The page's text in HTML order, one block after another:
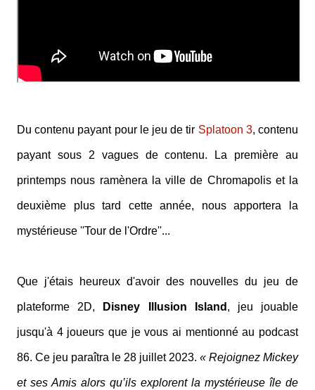
Du contenu payant pour le jeu de tir Splatoon 3, contenu
payant sous 2 vagues de contenu. La première au
printemps nous ramènera la ville de Chromapolis et la
deuxième plus tard cette année, nous apportera la
mystérieuse ''Tour de l'Ordre''...
Que j'étais heureux d'avoir des nouvelles du jeu de
plateforme 2D, Disney Illusion Island , jeu jouable
jusqu'à 4 joueurs que je vous ai mentionné au podcast
86. Ce jeu paraîtra le 28 juillet 2023. « Rejoignez Mickey
et ses Amis alors qu’ils explorent la mystérieuse île de